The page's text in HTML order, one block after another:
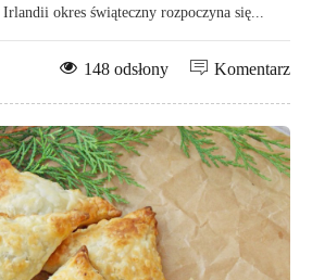
okres świąteczny rozpoczyna się...
Komentarz
148 odsłony